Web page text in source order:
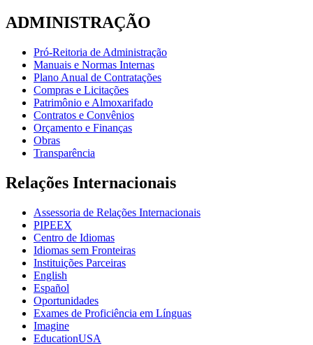
ADMINISTRAÇÃO
Pró-Reitoria de Administração
Manuais e Normas Internas
Plano Anual de Contratações
Compras e Licitações
Patrimônio e Almoxarifado
Contratos e Convênios
Orçamento e Finanças
Obras
Transparência
Relações Internacionais
Assessoria de Relações Internacionais
PIPEEX
Centro de Idiomas
Idiomas sem Fronteiras
Instituições Parceiras
English
Español
Oportunidades
Exames de Proficiência em Línguas
Imagine
EducationUSA